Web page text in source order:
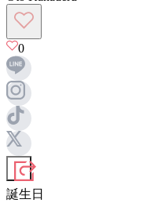
0
誕生日